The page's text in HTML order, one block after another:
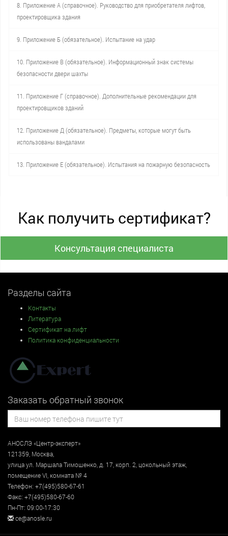
8. Приложение А (справочное). Руководство для приобретателя лифтов,
проектировщика здания
9. Приложение Б (обязательное). Испытание на удар
10. Приложение В (обязательное). Информационный знак системы
безопасности двери шахты
11. Приложение Г (справочное). Дополнительные рекомендации для
проектировщиков зданий
12. Приложение Д (обязательное). Предметы, которые могут быть
использованы вандалами
13. Приложение Е (обязательное). Испытания на пожарную безопасность
Как получить сертификат?
Консультация специалиста
Разделы сайта
Контакты
Литература
Сертификат на лифт
Политика конфиденциальности
Заказать обратный звонок
АНОСЛЭ «Центр-эксперт»
121359 Москва
улицаул. Маршала Тимошенко, д. 17, корп. 2, цокольный этаж
помещение VI, комната № 4
Телефон: +7(495)580-67-61
Факс: +7(495)580-67-60
Пн-Пт: 09:00-17:30
ce@anosle.ru